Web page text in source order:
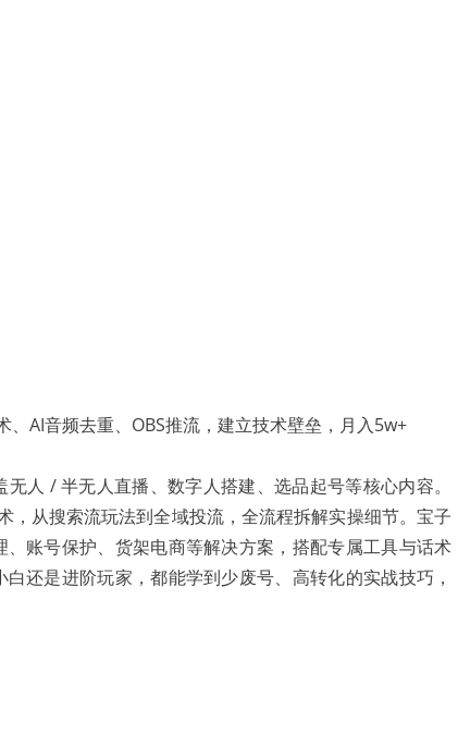
人 / 半无人直播、数字人搭建、选品起号等核心内容。
，从搜索流玩法到全域投流，全流程拆解实操细节。宝子
账号保护、货架电商等解决方案，搭配专属工具与话术
还是进阶玩家，都能学到少废号、高转化的实战技巧，